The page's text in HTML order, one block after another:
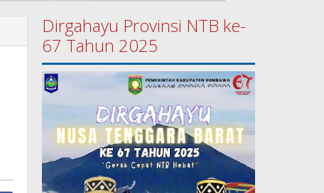
Dirgahayu Provinsi NTB ke-
67 Tahun 2025